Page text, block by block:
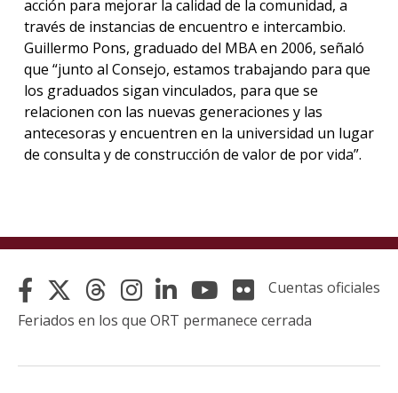
acción para mejorar la calidad de la comunidad, a
través de instancias de encuentro e intercambio.
Guillermo Pons, graduado del MBA en 2006, señaló
que “junto al Consejo, estamos trabajando para que
los graduados sigan vinculados, para que se
relacionen con las nuevas generaciones y las
antecesoras y encuentren en la universidad un lugar
de consulta y de construcción de valor de por vida”.
Cuentas oficiales
Feriados en los que ORT permanece cerrada